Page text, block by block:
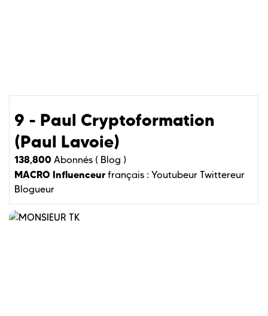
9 - Paul Cryptoformation
(Paul Lavoie)
138,800 Abonnés ( Blog )
MACRO Influenceur français : Youtubeur Twittereur
Blogueur